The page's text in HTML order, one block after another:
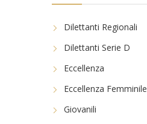
Dilettanti Regionali
Dilettanti Serie D
Eccellenza
Eccellenza Femminile
Giovanili